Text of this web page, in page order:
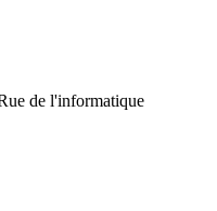
de l'informatique